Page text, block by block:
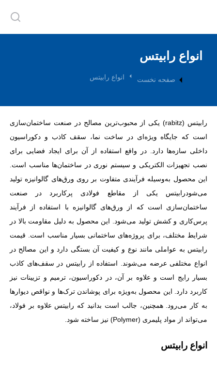
انواع رابیتس
مکان شما:صفحه نخست انواع رابیتس
رابیتس (rabitz) یکی از محبوب‌ترین مصالح در صنعت ساختمان‌سازی
است که جایگاه ویژه‌ای در ساخت نما، سقف کاذب و دکوراسیون
داخلی سازه‌ها دارد. در واقع استفاده از آن برای ایجاد فضایی برای
نصب تجهیزات الکتریکی و سیستم نوری در ساختمان‌ها مناسب است.
این محصول به‌وسیله فرآیندی متفاوت بر روی ورق‌های گالوانیزه تولید
می‌شودرابیتس یکی از مقاطع فولادی پرکاربرد در صنعت
ساختمان‌سازی است که از ورق‌های گالوانیزه با استفاده از فرآیند
پرس‌کاری و کشش تولید می‌شود. این محصول به دلیل مقاومت بالا در
شرایط مختلف، برای پروژه‌های ساختمانی بسیار مناسب است. قیمت
رابیتس به عواملی مانند نوع و کیفیت آن بستگی دارد و این مصالح در
انواع مختلفی عرضه می‌شوند. استفاده از رابیتس در سقف‌های کاذب
بسیار رایج است و علاوه بر آن، در دکوراسیون، ترمیم و تزیینات نیز
کاربرد دارد. این محصول به‌ویژه برای پوشاندن ترک‌ها و نواقص دیوارها
به کار می‌رود. همچنین، جالب است بدانید که رابیتس علاوه بر فولاد،
می‌تواند از مواد پلیمری (Polymer) نیز ساخته شود.
انواع رابیتس